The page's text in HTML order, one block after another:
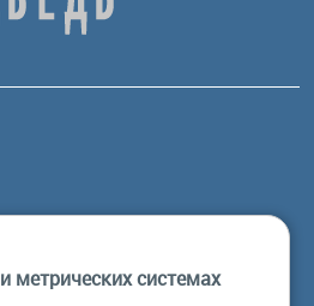
84/32, корп 1
метрических системах